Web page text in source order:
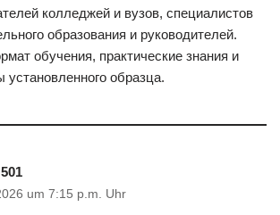
колледжей и вузов, специалистов
образования и руководителей.
обучения, практические знания и
установленного образца.
um 7:15 p.m. Uhr